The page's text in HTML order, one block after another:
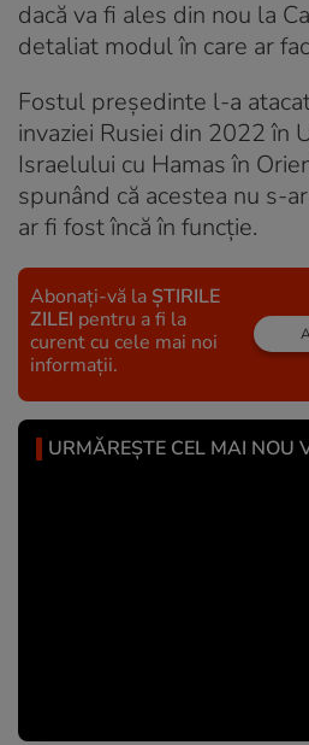
dacă va fi ales din nou la
detaliat modul în care ar
Fostul preşedinte l-a
invaziei Rusiei din 2022 în
Israelului cu Hamas în
spunând că acestea nu s-
ar fi fost încă în funcţie.
Abonați-vă la ȘTIRILE
ZILEI pentru a fi la
curent cu cele mai noi
informații.
URMĂREȘTE CEL MAI NOU